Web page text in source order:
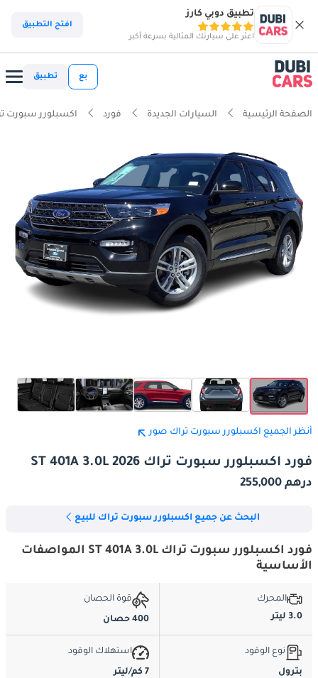
تطبيق دوبي كارز
اعثر على سيارتك المثالية بسرعة أكبر
افتح التطبيق
بع تطبيق
الصفحة الرئيسية السيارات الجديدة فورد اكسبلورر سبورت
أنظر الجميع اكسبلورر سبورت تراك صور
فورد اكسبلورر سبورت تراك ST 401A 3.0L 2026
درهم 255,000
البحث عن جميع اكسبلورر سبورت تراك للبيع
فورد اكسبلورر سبورت تراك ST 401A 3.0L المواصفات
الأساسية
المحرك
3.0 ليتر
قوة الحصان
400 حصان
نوع الوقود
بترول
استهلاك الوقود
7 كم/ليتر